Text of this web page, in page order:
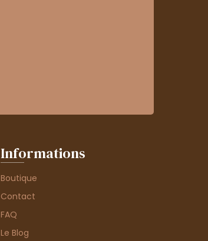
Informations
Boutique
Contact
FAQ
Le Blog